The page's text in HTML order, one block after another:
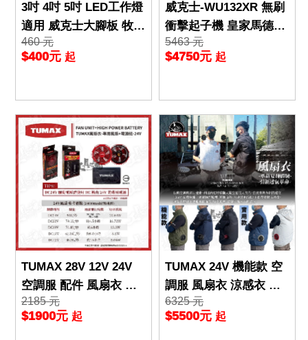
3吋 4吋 5吋 LED工作燈
適用 威克士大腳板 牧田
得偉 美沃奇 高光 工作
燈 照明燈
460 元
$400元 起
威克士-WU132XR 無刷
衝擊起子機 皇家馬德里
限定版 中部獨家販售 w
orx
5463 元
$4750元 起
TUMAX 28V 12V 24V
空調服 配件 風扇衣 配
件 行動電源 風扇組
2185 元
$1900元 起
TUMAX 24V 機能款 空
調服 風扇衣 涼感衣 無
袖背心 多口袋 工作服 T
UMAX 空調服 2
6325 元
$5500元 起